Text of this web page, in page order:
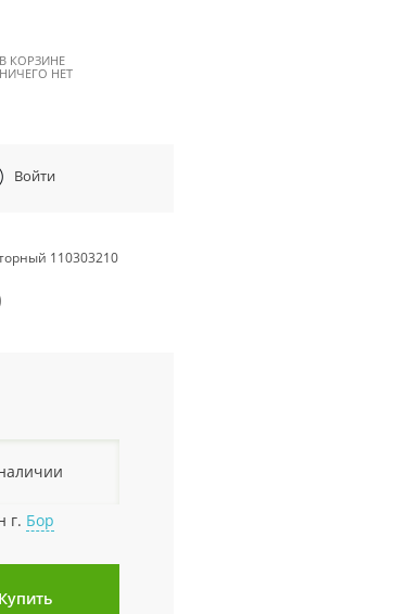
В КОРЗИНЕ
НИЧЕГО НЕТ
Войти
110303210
г. Бор
Купить